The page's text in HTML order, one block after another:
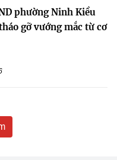
phường Ninh Kiều
gỡ vướng mắc từ cơ